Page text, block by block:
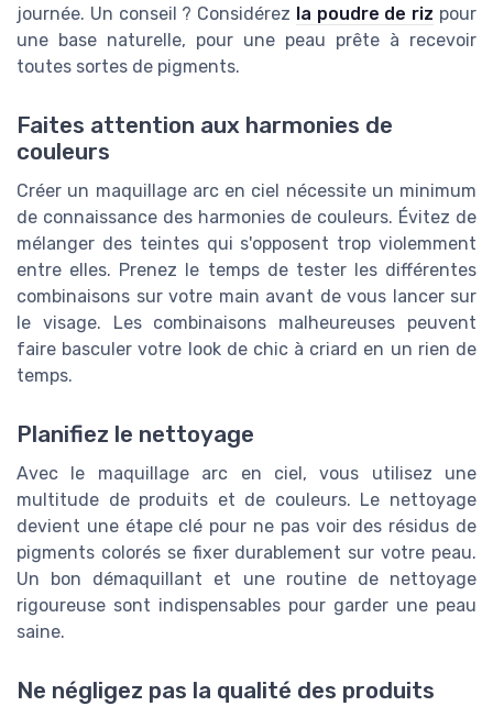
journée. Un conseil ? Considérez la poudre de riz pour
une base naturelle, pour une peau prête à recevoir
toutes sortes de pigments.
Faites attention aux harmonies de
couleurs
Créer un maquillage arc en ciel nécessite un minimum
de connaissance des harmonies de couleurs. Évitez de
mélanger des teintes qui s'opposent trop violemment
entre elles. Prenez le temps de tester les différentes
combinaisons sur votre main avant de vous lancer sur
le visage. Les combinaisons malheureuses peuvent
faire basculer votre look de chic à criard en un rien de
temps.
Planifiez le nettoyage
Avec le maquillage arc en ciel, vous utilisez une
multitude de produits et de couleurs. Le nettoyage
devient une étape clé pour ne pas voir des résidus de
pigments colorés se fixer durablement sur votre peau.
Un bon démaquillant et une routine de nettoyage
rigoureuse sont indispensables pour garder une peau
saine.
Ne négligez pas la qualité des produits